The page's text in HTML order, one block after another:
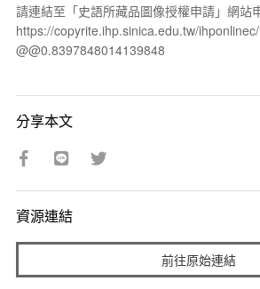
請連結至「史語所藏品圖像授權申請」網站
https://copyrite.ihp.sinica.edu.tw/
@@0.8397848014139848
分享本文
資源連結
前往原始連結